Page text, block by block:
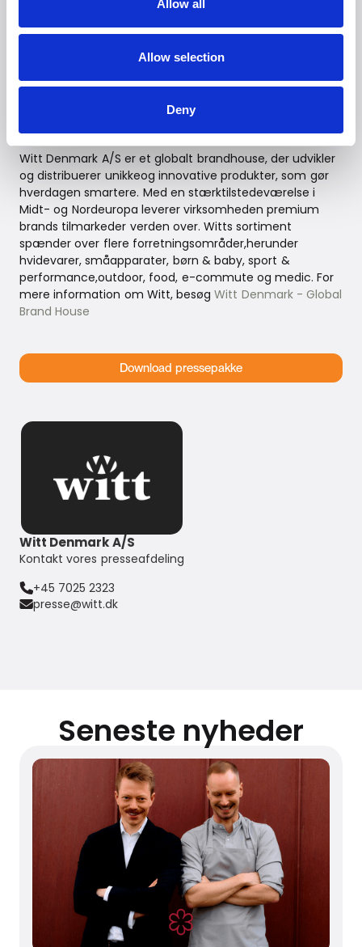
Allow all
Allow selection
Deny
For yderligere information kontaktes:
E-mail: presse@witt.dk
--
Witt Denmark A/S er et globalt brandhouse, der udvikler
og distribuerer unikkeog innovative produkter, som gør
hverdagen smartere. Med en stærktilstedeværelse i
Midt- og Nordeuropa leverer virksomheden premium
brands tilmarkeder verden over. Witts sortiment
spænder over flere forretningsområder,herunder
hvidevarer, småapparater, børn & baby, sport &
performance,outdoor, food, e-commute og medic. For
mere information om Witt, besøgWitt Denmark - Global
Brand House
Download pressepakke
Witt Denmark A/S
Kontakt vores presseafdeling
+45 7025 2323
presse@witt.dk
Seneste nyheder